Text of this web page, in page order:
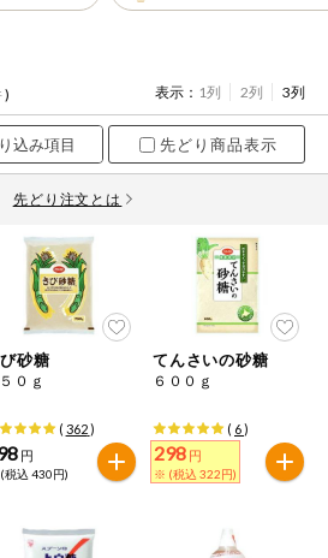
準ずるものが含まれていない商品
卵
) 表示： 1列 2列 3列
先どり商品表示
先どり注文とは
砂糖
０ｇ
( 362)
円
込 430円)
てんさいの砂糖
６００ｇ
( 6)
298 円
※ (税込 322円)